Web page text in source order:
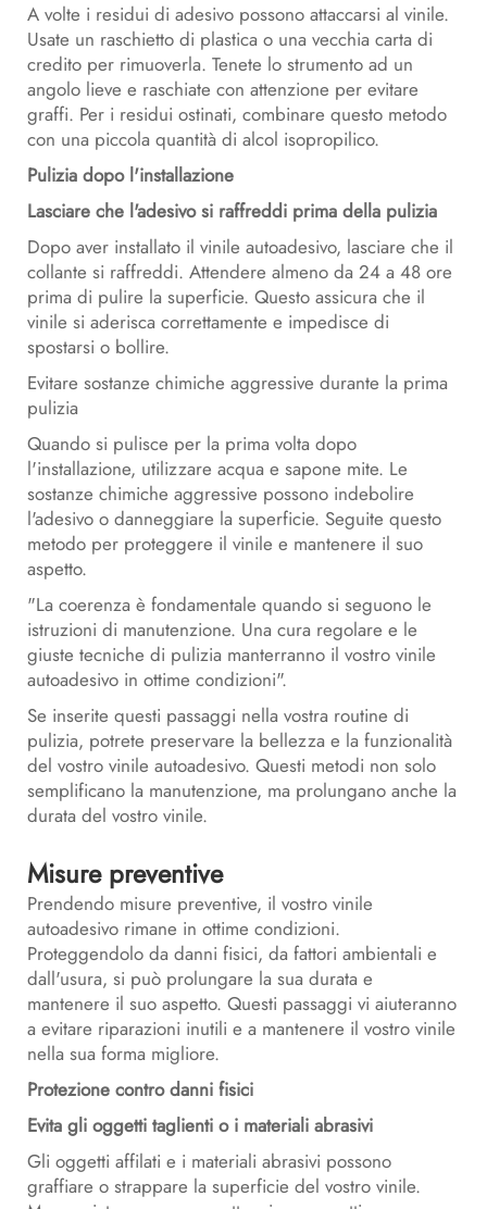
A volte i residui di adesivo possono attaccarsi al vinile.
Usate un raschietto di plastica o una vecchia carta di
credito per rimuoverla. Tenete lo strumento ad un
angolo lieve e raschiate con attenzione per evitare
graffi. Per i residui ostinati, combinare questo metodo
con una piccola quantità di alcol isopropilico.
Pulizia dopo l'installazione
Lasciare che l'adesivo si raffreddi prima della pulizia
Dopo aver installato il vinile autoadesivo, lasciare che il
collante si raffreddi. Attendere almeno da 24 a 48 ore
prima di pulire la superficie. Questo assicura che il
vinile si aderisca correttamente e impedisce di
spostarsi o bollire.
Evitare sostanze chimiche aggressive durante la prima
pulizia
Quando si pulisce per la prima volta dopo
l'installazione, utilizzare acqua e sapone mite. Le
sostanze chimiche aggressive possono indebolire
l'adesivo o danneggiare la superficie. Seguite questo
metodo per proteggere il vinile e mantenere il suo
aspetto.
"La coerenza è fondamentale quando si seguono le
istruzioni di manutenzione. Una cura regolare e le
giuste tecniche di pulizia manterranno il vostro vinile
autoadesivo in ottime condizioni".
Se inserite questi passaggi nella vostra routine di
pulizia, potrete preservare la bellezza e la funzionalità
del vostro vinile autoadesivo. Questi metodi non solo
semplificano la manutenzione, ma prolungano anche la
durata del vostro vinile.
Misure preventive
Prendendo misure preventive, il vostro vinile
autoadesivo rimane in ottime condizioni.
Proteggendolo da danni fisici, da fattori ambientali e
dall'usura, si può prolungare la sua durata e
mantenere il suo aspetto. Questi passaggi vi aiuteranno
a evitare riparazioni inutili e a mantenere il vostro vinile
nella sua forma migliore.
Protezione contro danni fisici
Evita gli oggetti taglienti o i materiali abrasivi
Gli oggetti affilati e i materiali abrasivi possono
graffiare o strappare la superficie del vostro vinile.